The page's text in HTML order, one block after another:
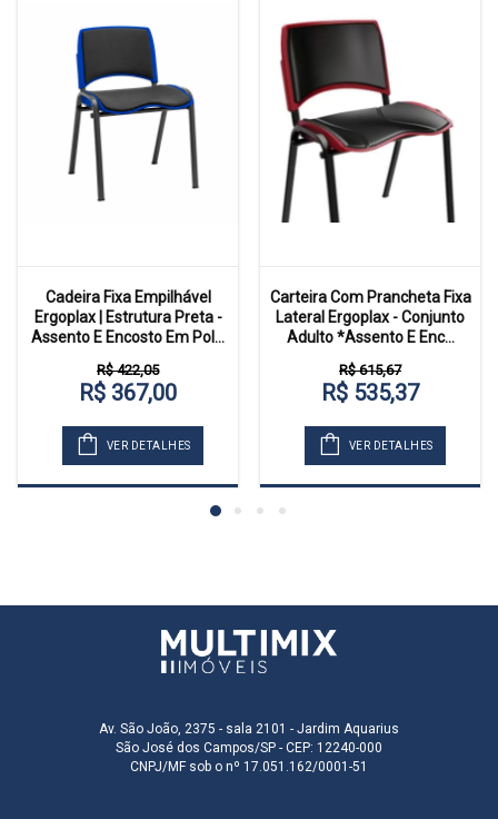
Cadeira Fixa Empilhável
Ergoplax | Estrutura Preta -
Assento E Encosto Em Pol...
R$ 422,05
R$ 367,00
VER DETALHES
Carteira Com Prancheta Fixa
Lateral Ergoplax - Conjunto
Adulto *Assento E Enc...
R$ 615,67
R$ 535,37
VER DETALHES
Av. São João, 2375 - sala 2101 - Jardim Aquarius
São José dos Campos/SP - CEP: 12240-000
CNPJ/MF sob o nº 17.051.162/0001-51